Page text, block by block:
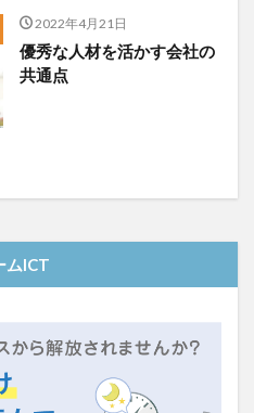
2022年4月21日
優秀な人材を活かす会社の
共通点
ムICT